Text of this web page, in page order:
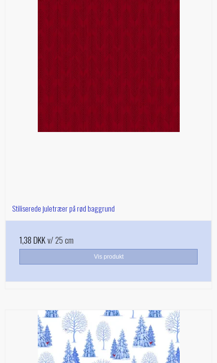
Stiliserede juletræer på rød baggrund
1,38 DKKv/ 25 cm
Vis produkt